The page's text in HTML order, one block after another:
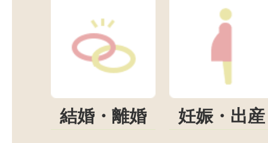
結婚・離婚 妊娠・出産